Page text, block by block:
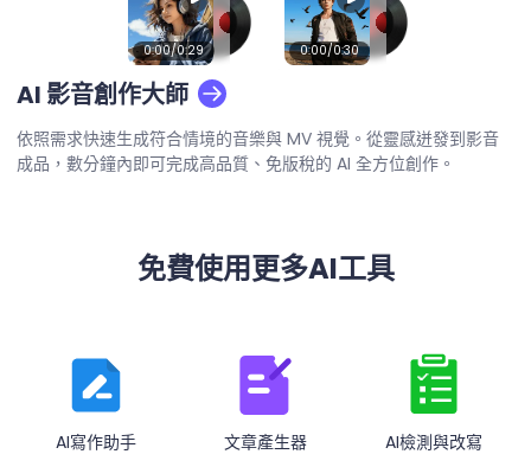
0:00/0:29 0:00/0:30
AI 影音創作大師
依照需求快速生成符合情境的音樂與 MV 視覺。從靈感迸發到影音
成品，數分鐘內即可完成高品質、免版稅的 AI 全方位創作。
免費使用更多AI工具
AI寫作助手 文章產生器 AI檢測與改寫